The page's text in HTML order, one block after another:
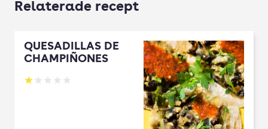
Relaterade recept
QUESADILLAS DE
CHAMPIÑONES
Betyg: 1 av 5